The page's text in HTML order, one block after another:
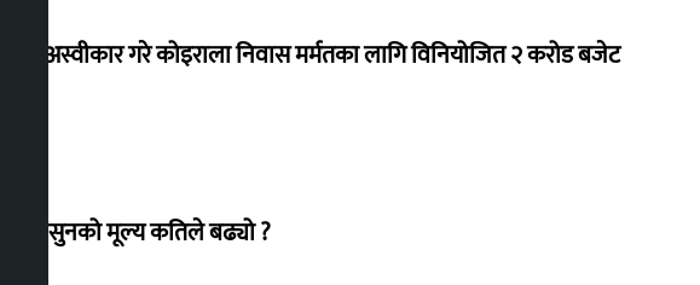
शेखरले अस्वीकार गरे कोइराला निवास मर्मतका लागि विनियोजित २ करोड बजेट
शुक्रबार सुनको मूल्य कतिले बढ्यो ?